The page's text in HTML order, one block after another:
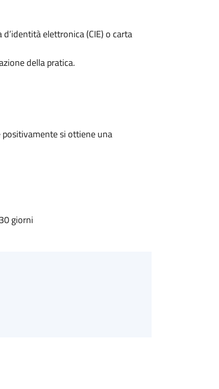
elettronica (CIE) o carta
della pratica.
si ottiene una
giorni